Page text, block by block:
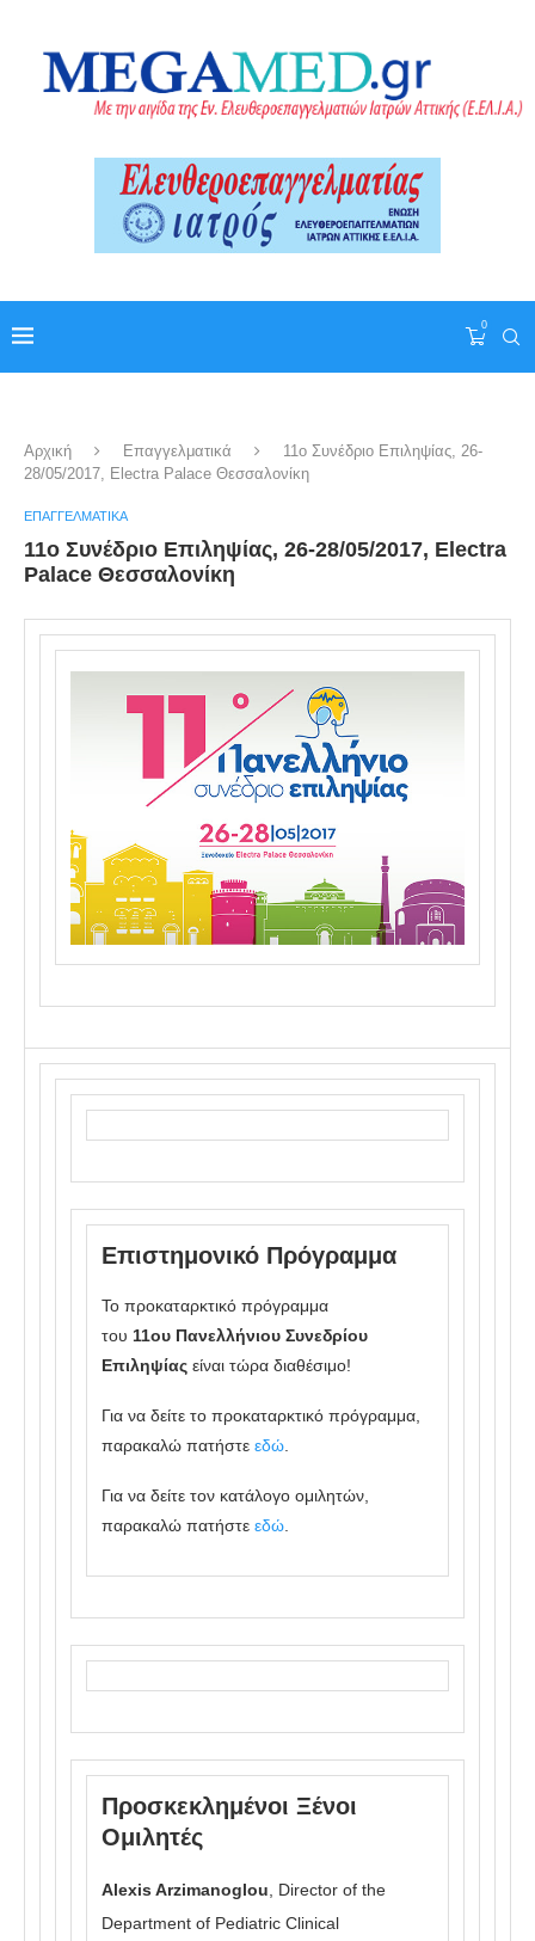
0
Αρχική Επαγγελματικά
11o Συνέδριο Επιληψίας, 26-
28/05/2017, Electra Palace Θεσσαλονίκη
ΕΠΑΓΓΕΛΜΑΤΙΚΆ
11o Συνέδριο Επιληψίας, 26-28/05/2017, Electra
Palace Θεσσαλονίκη
Επιστημονικό Πρόγραμμα
Το προκαταρκτικό πρόγραμμα
του 11ου Πανελλήνιου Συνεδρίου
Επιληψίας είναι τώρα διαθέσιμο!
Για να δείτε το προκαταρκτικό πρόγραμμα,
παρακαλώ πατήστε εδώ.
Για να δείτε τον κατάλογο ομιλητών,
παρακαλώ πατήστε εδώ.
Προσκεκλημένοι Ξένοι
Ομιλητές
Alexis Arzimanoglou, Director of the
Department of Pediatric Clinical